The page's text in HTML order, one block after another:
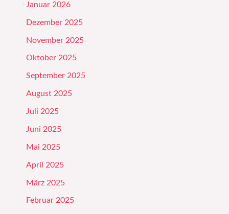
Januar 2026
Dezember 2025
November 2025
Oktober 2025
September 2025
August 2025
Juli 2025
Juni 2025
Mai 2025
April 2025
März 2025
Februar 2025